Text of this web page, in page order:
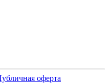
оферта